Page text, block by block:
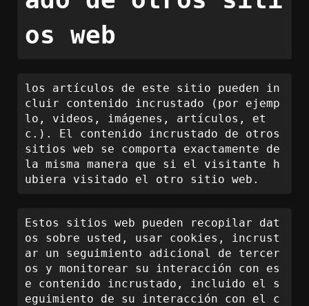
os web
los artículos de este sitio pueden in
cluir contenido incrustado (por ejemp
lo, videos, imágenes, artículos, et
c.). El contenido incrustado de otros
sitios web se comporta exactamente de
la misma manera que si el visitante h
ubiera visitado el otro sitio web.
Estos sitios web pueden recopilar dat
os sobre usted, usar cookies, incrust
ar un seguimiento adicional de tercer
os y monitorear su interacción con es
e contenido incrustado, incluido el s
eguimiento de su interacción con el c